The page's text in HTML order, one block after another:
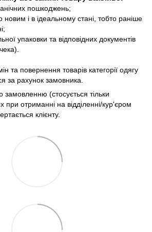
пошкоджень;
і в ідеальному стані, тобто раніше
упаковки та відповідних документів
та повернення товарів категорії одягу
за рахунок замовника.
замовленню (стосується тільки
при отриманні на відділенні/кур'єром
клієнту.